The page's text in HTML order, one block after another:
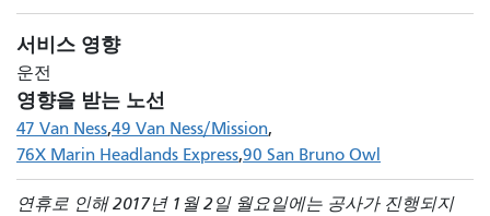
서비스 영향
운전
영향을 받는 노선
47 Van Ness 49 Van Ness/Mission
76X Marin Headlands Express 90 San Bruno Owl
연휴로 인해 2017년 1월 2일 월요일에는 공사가 진행되지